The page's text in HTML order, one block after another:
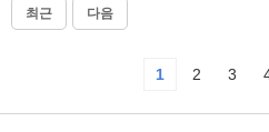
최근 다음
1 2 3